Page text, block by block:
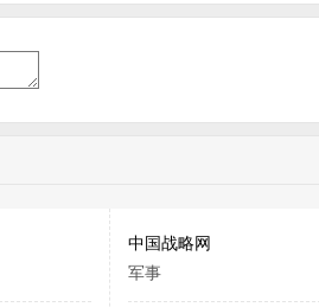
中国战略网
军事